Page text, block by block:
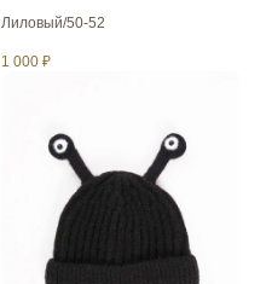
Лиловый/50-52
1 000 ₽